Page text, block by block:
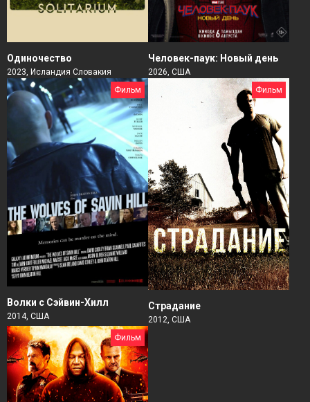
Одиночество
2023, Исландия Словакия
Человек-паук: Новый день
2026, США
Фильм
Волки с Сэйвин-Хилл
2014, США
Фильм
Страдание
2012, США
Фильм